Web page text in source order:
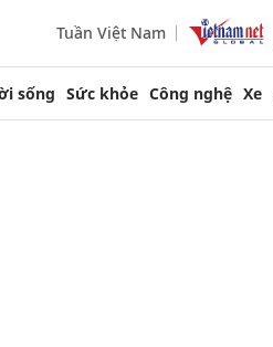
Tuần Việt Nam
sống Sức khỏe Công nghệ Xe